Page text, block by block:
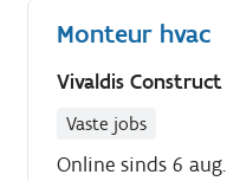
Monteur hvac
Vivaldis Construct
Vaste jobs
Online sinds 6